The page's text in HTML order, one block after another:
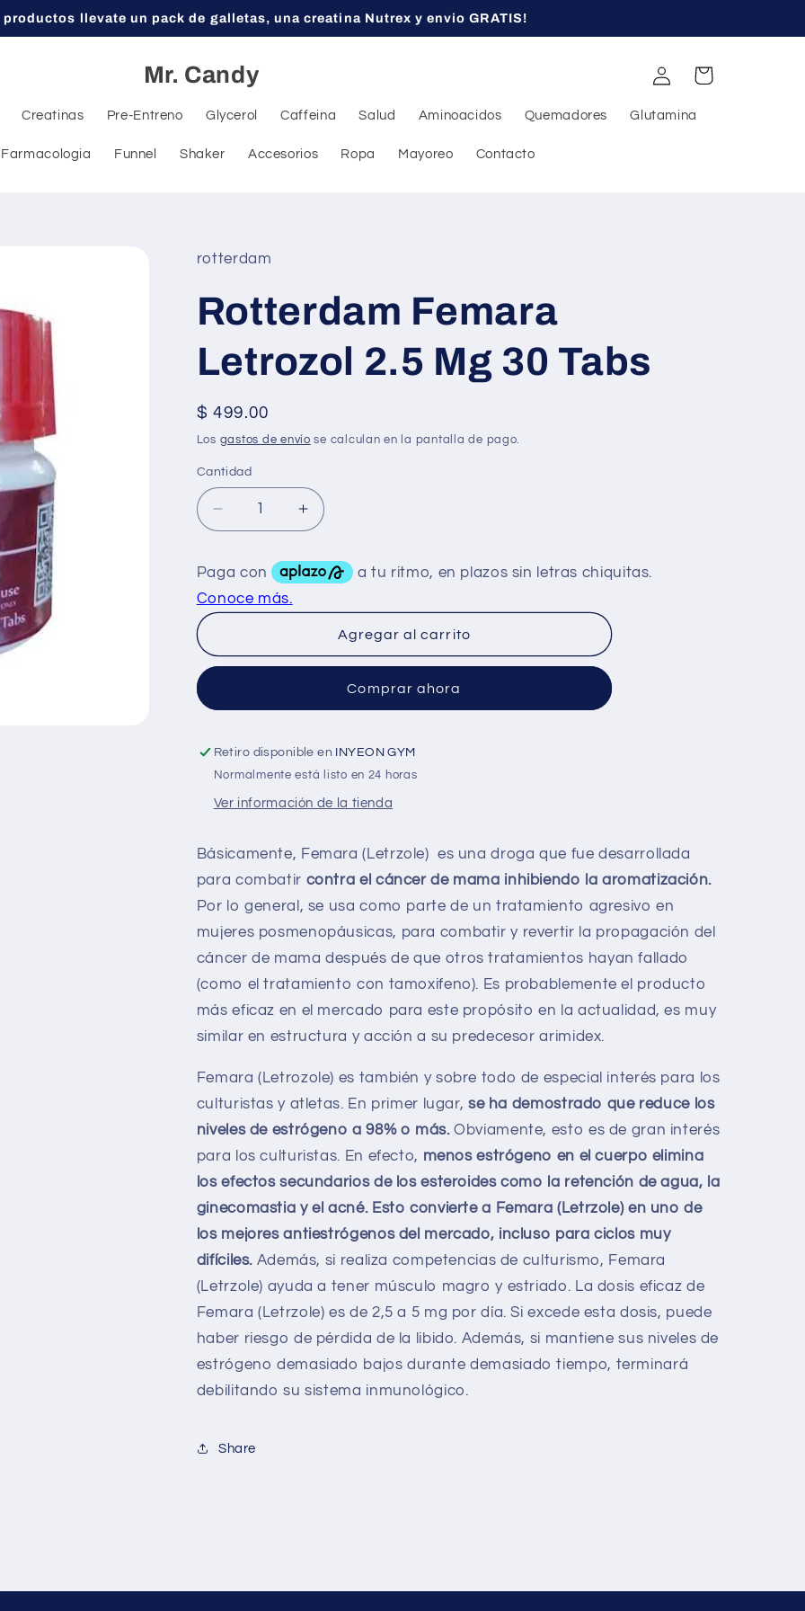
productos llevate un pack de galletas, una creatina Nutrex y envio GRATIS!
Mr. Candy
Creatinas Pre-Entreno Glycerol Caffeina Salud Aminoacidos Quemadores Glutamina
Farmacologia Funnel Shaker Accesorios Ropa Mayoreo Contacto
Iniciar
sesión
Carrito
rotterdam
Rotterdam Femara
Letrozol 2.5 Mg 30 Tabs
Precio
habitual
$ 499.00
Los gastos de envío se calculan en la pantalla de pago.
Cantidad
Reducir
cantidad
Rotterdam
Femara
Letrozol
Mg
Aumentar
cantidad
para
Rotterdam
Letrozol
Mg
Agregar al carrito
Comprar ahora
Retiro disponible en INYEON GYM
Normalmente está listo en 24 horas
Ver información de la tienda
Básicamente, Femara (Letrzole) es una droga que fue desarrollada
para combatir contra el cáncer de mama inhibiendo la aromatización.
Por lo general, se usa como parte de un tratamiento agresivo en
mujeres posmenopáusicas, para combatir y revertir la propagación del
cáncer de mama después de que otros tratamientos hayan fallado
(como el tratamiento con tamoxifeno). Es probablemente el producto
más eficaz en el mercado para este propósito en la actualidad, es muy
similar en estructura y acción a su predecesor arimidex.
Femara (Letrozole) es también y sobre todo de especial interés para los
culturistas y atletas. En primer lugar, se ha demostrado que reduce los
niveles de estrógeno a 98% o más.Obviamente, esto es de gran interés
para los culturistas. En efecto, menos estrógeno en el cuerpo elimina
los efectos secundarios de los esteroides como la retención de agua, la
ginecomastia y el acné. Esto convierte a Femara (Letrzole) en uno de
los mejores antiestrógenos del mercado, incluso para ciclos muy
difíciles. Además, si realiza competencias de culturismo, Femara
(Letrzole) ayuda a tener músculo magro y estriado. La dosis eficaz de
Femara (Letrzole) es de 2,5 a 5 mg por día. Si excede esta dosis, puede
haber riesgo de pérdida de la libido. Además, si mantiene sus niveles de
estrógeno demasiado bajos durante demasiado tiempo, terminará
debilitando su sistema inmunológico.
Share